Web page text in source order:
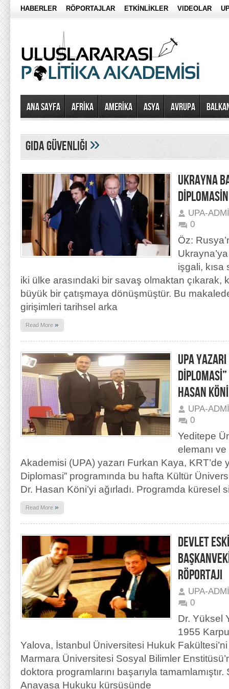
HABERLER RÖPORTAJLAR ETKİNLİKLER VIDEOLAR
Ana Sayfa AFRİKA AMERİKA ASYA AVRUPA
gıda güvenliği»
UKRAYNA
UPA-
0
Öz:
işgali, kısa
iki ülke arasındaki bir savaş olmaktan çıkarak,
büyük bir çatışmaya dönüşmüştür. Bu
girişimleri tarihsel arka
Read More »
UPA
HASAN
UPA-
0
Yeditepe
elemanı
Akademisi (UPA) yazarı Furkan Kaya, KRT’de
Diplomasi” programında bu hafta Kültür
Dr. Hasan Köni’yi ağırladı. Programda küresel
Read More »
DEVLET
RÖPORTAJI
UPA-
0
Dr. Yüksel
1955
Yalova, İstanbul Üniversitesi Hukuk
Marmara Üniversitesi Sosyal Bilimler
doktora programlarını başarıyla
Anayasa Hukuku kürsüsünde